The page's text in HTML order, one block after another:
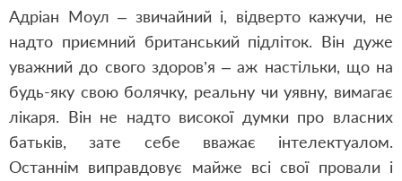
Адріан Моул – звичайний і, відверто кажучи, не
надто приємний британський підліток. Він дуже
уважний до свого здоров’я – аж настільки, що на
будь-яку свою болячку, реальну чи уявну, вимагає
лікаря. Він не надто високої думки про власних
батьків, зате себе вважає інтелектуалом.
Останнім виправдовує майже всі свої провали і